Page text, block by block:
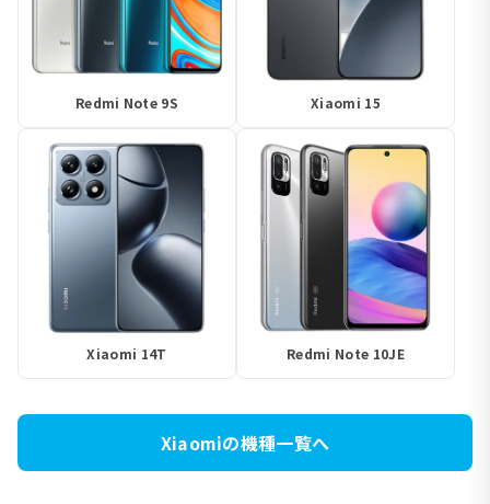
Redmi Note 9S Xiaomi 15
Xiaomi 14T Redmi Note 10JE
Xiaomiの機種一覧へ